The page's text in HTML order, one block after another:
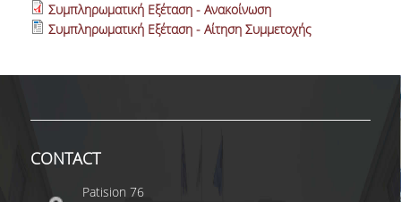
Συμπληρωματική Εξέταση - Ανακοίνωση
Συμπληρωματική Εξέταση - Αίτηση Συμμετοχής
CONTACT
Patision 76